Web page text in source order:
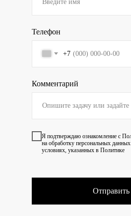
Телефон
+7
Комментарий
Я подтверждаю ознакомление с
на обработку персональных
условиях, указанных в Политике
Отправить